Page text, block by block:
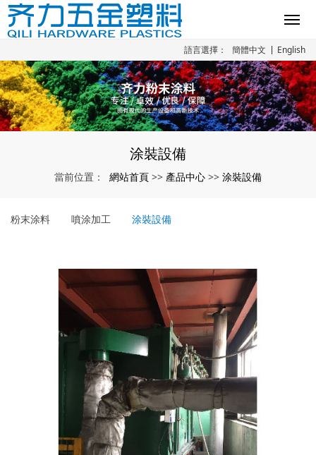
語言選擇： 簡體中文 English
涂裝設備
當前位置： 網站首頁 >> 產品中心 >> 涂裝設備
粉末涂料 噴涂加工 涂裝設備